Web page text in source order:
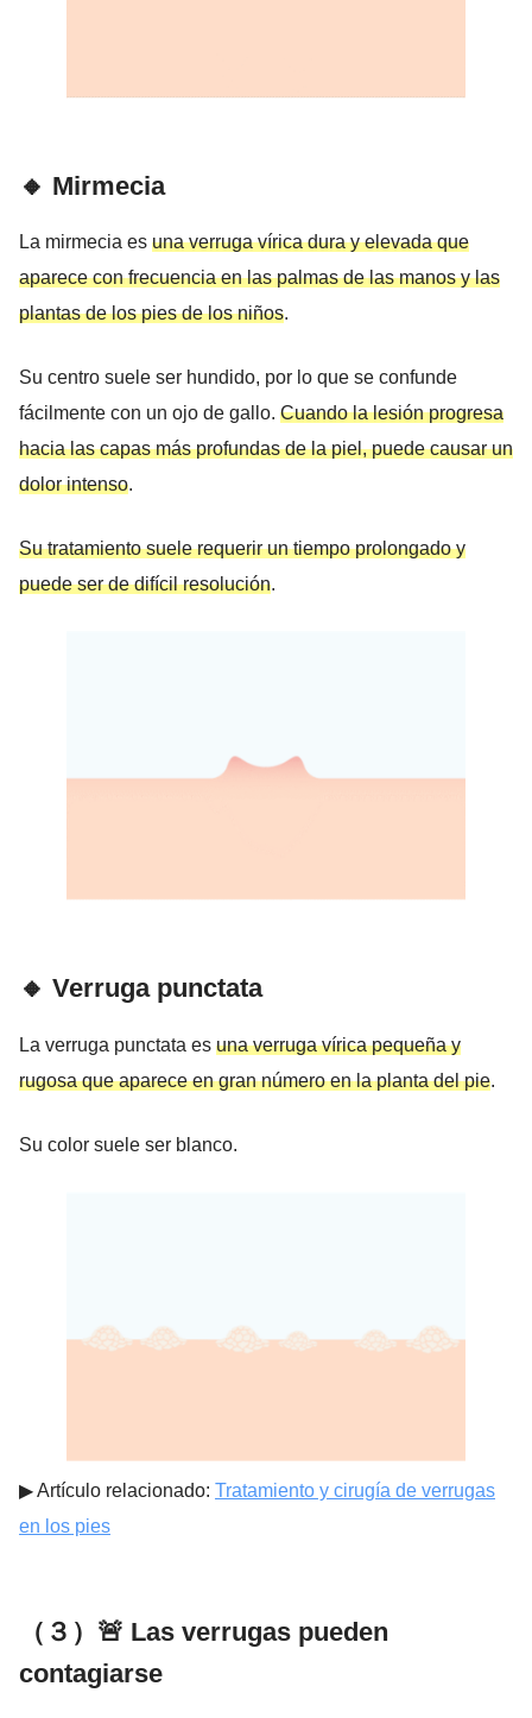
🔸 Mirmecia
La mirmecia es una verruga vírica dura y elevada que
aparece con frecuencia en las palmas de las manos y las
plantas de los pies de los niños.
Su centro suele ser hundido, por lo que se confunde
fácilmente con un ojo de gallo. Cuando la lesión progresa
hacia las capas más profundas de la piel, puede causar un
dolor intenso.
Su tratamiento suele requerir un tiempo prolongado y
puede ser de difícil resolución.
🔸 Verruga punctata
La verruga punctata es una verruga vírica pequeña y
rugosa que aparece en gran número en la planta del pie.
Su color suele ser blanco.
▶︎ Artículo relacionado: Tratamiento y cirugía de verrugas
en los pies
（３）🚨 Las verrugas pueden
contagiarse